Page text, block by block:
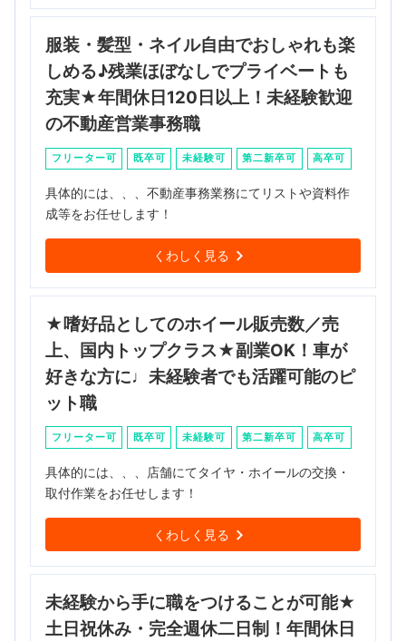
服装・髪型・ネイル自由でおしゃれも楽
しめる♪残業ほぼなしでプライベートも
充実★年間休日120日以上！未経験歓迎
の不動産営業事務職
フリーター可 既卒可 未経験可 第二新卒可 高卒可
具体的には、、、不動産事務業務にてリストや資料作
成等をお任せします！
くわしく見る
★嗜好品としてのホイール販売数／売
上、国内トップクラス★副業OK！車が
好きな方に♩未経験者でも活躍可能のピ
ット職
フリーター可 既卒可 未経験可 第二新卒可 高卒可
具体的には、、、店舗にてタイヤ・ホイールの交換・
取付作業をお任せします！
くわしく見る
未経験から手に職をつけることが可能★
土日祝休み・完全週休二日制！年間休日